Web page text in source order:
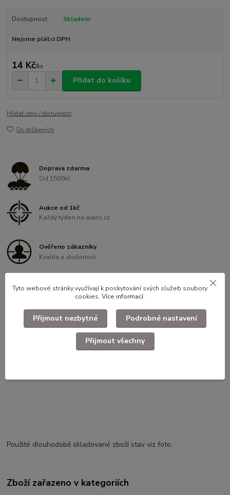
Dostupnost Skladem
Nejsme plátci DPH
14 Kč/ks
Přidat do košíku
Hlídat cenu / dostupnost
Do oblíbených
Doprava zdarma
Od 1500kč
Aukce od 1kč
Každý týden na aukro.cz
Ověřeno zákazníky
Kvalita a zkušenost
Věrnostní program
Slevy pro registrované
Kompletní specifikace
Použité dlouhodobě skladované zboží stav viz foto.
Zboží zařazeno v kategoriích
Tyto webové stránky využívají k poskytování svých služeb soubory
cookies. Více informací.
Přijmout nezbytné Podrobné nastavení
Přijmout všechny